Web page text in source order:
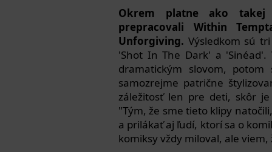
Okrem platne ako takej
prepracovali Within
Unforgiving. Výsledkom sú
'Shot In The Dark' a
dramatickým slovom,
samozrejme patrične
záležitosť len pre deti, skôr
"Tým, že sme tieto klipy
a prilákať aj ľudí, ktorí sa o
komiksy vždy miloval, ale